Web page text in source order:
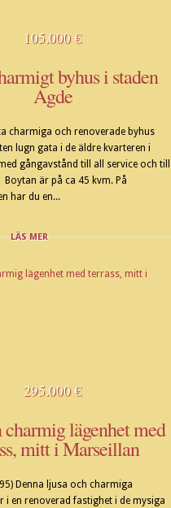
105.000 €
byhus i staden
Agde
charmiga och renoverade byhus
lugn gata i de äldre kvarteren i
gångavstånd till all service och till
är på ca 45 kvm. På
har du en...
LÄS MER
295.000 €
lägenhet med
mitt i Marseillan
Denna ljusa och charmiga
i en renoverad fastighet i de mysiga